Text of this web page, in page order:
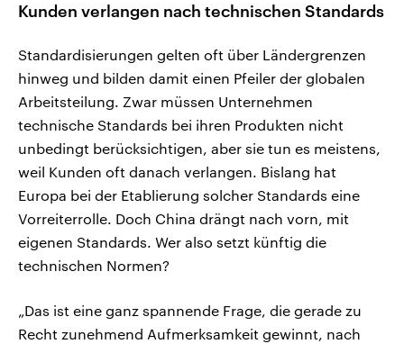
Kunden verlangen nach technischen Standards
Standardisierungen gelten oft über Ländergrenzen
hinweg und bilden damit einen Pfeiler der globalen
Arbeitsteilung. Zwar müssen Unternehmen
technische Standards bei ihren Produkten nicht
unbedingt berücksichtigen, aber sie tun es meistens,
weil Kunden oft danach verlangen. Bislang hat
Europa bei der Etablierung solcher Standards eine
Vorreiterrolle. Doch China drängt nach vorn, mit
eigenen Standards. Wer also setzt künftig die
technischen Normen?
„Das ist eine ganz spannende Frage, die gerade zu
Recht zunehmend Aufmerksamkeit gewinnt, nach